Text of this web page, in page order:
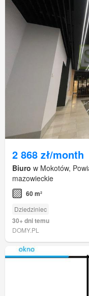
2 868 zł/month
Biuro w Mokotów,
mazowieckie
60 m²
Dziedziniec
30+ dni temu
DOMY.PL